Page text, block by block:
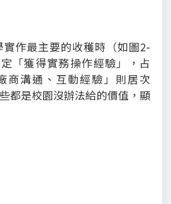
作最主要的收穫時（如圖2-
「獲得實務操作經驗」，占
商溝通、互動經驗」則居次
些都是校園沒辦法給的價值，顯